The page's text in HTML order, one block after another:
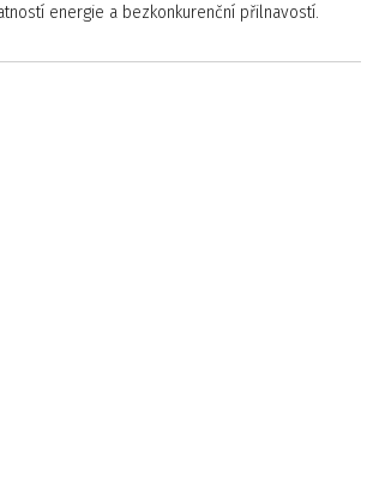
energie a bezkonkurenční přilnavostí.